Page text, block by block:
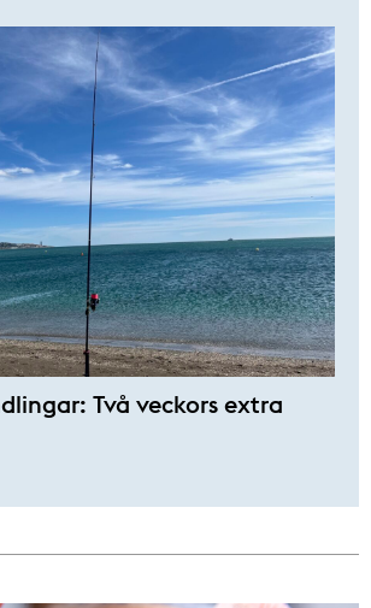
Två veckors extra